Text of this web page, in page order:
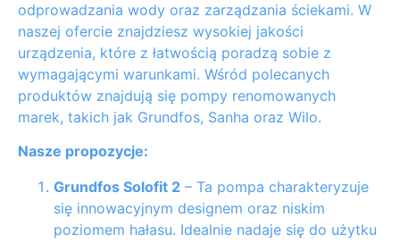
odprowadzania wody oraz zarządzania ściekami. W
naszej ofercie znajdziesz wysokiej jakości
urządzenia, które z łatwością poradzą sobie z
wymagającymi warunkami. Wśród polecanych
produktów znajdują się pompy renomowanych
marek, takich jak Grundfos, Sanha oraz Wilo.
Nasze propozycje:
Grundfos Solofit 2 – Ta pompa charakteryzuje
się innowacyjnym designem oraz niskim
poziomem hałasu. Idealnie nadaje się do użytku